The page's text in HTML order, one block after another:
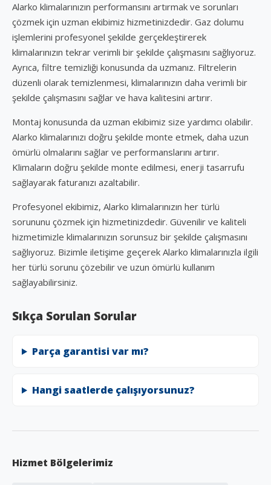
Alarko klimalarınızın performansını artırmak ve sorunları
çözmek için uzman ekibimiz hizmetinizdedir. Gaz dolumu
işlemlerini profesyonel şekilde gerçekleştirerek
klimalarınızın tekrar verimli bir şekilde çalışmasını sağlıyoruz.
Ayrıca, filtre temizliği konusunda da uzmanız. Filtrelerin
düzenli olarak temizlenmesi, klimalarınızın daha verimli bir
şekilde çalışmasını sağlar ve hava kalitesini artırır.
Montaj konusunda da uzman ekibimiz size yardımcı olabilir.
Alarko klimalarınızı doğru şekilde monte etmek, daha uzun
ömürlü olmalarını sağlar ve performanslarını artırır.
Klimaların doğru şekilde monte edilmesi, enerji tasarrufu
sağlayarak faturanızı azaltabilir.
Profesyonel ekibimiz, Alarko klimalarınızın her türlü
sorununu çözmek için hizmetinizdedir. Güvenilir ve kaliteli
hizmetimizle klimalarınızın sorunsuz bir şekilde çalışmasını
sağlıyoruz. Bizimle iletişime geçerek Alarko klimalarınızla ilgili
her türlü sorunu çözebilir ve uzun ömürlü kullanım
sağlayabilirsiniz.
Sıkça Sorulan Sorular
Parça garantisi var mı?
Hangi saatlerde çalışıyorsunuz?
Hizmet Bölgelerimiz